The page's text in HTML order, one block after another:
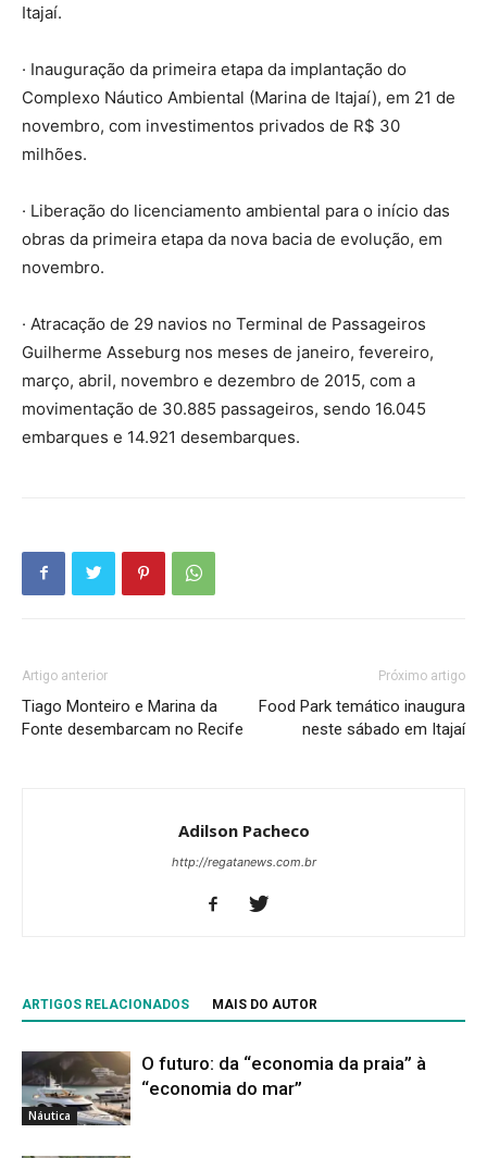
Itajaí.
· Inauguração da primeira etapa da implantação do
Complexo Náutico Ambiental (Marina de Itajaí), em 21 de
novembro, com investimentos privados de R$ 30
milhões.
· Liberação do licenciamento ambiental para o início das
obras da primeira etapa da nova bacia de evolução, em
novembro.
· Atracação de 29 navios no Terminal de Passageiros
Guilherme Asseburg nos meses de janeiro, fevereiro,
março, abril, novembro e dezembro de 2015, com a
movimentação de 30.885 passageiros, sendo 16.045
embarques e 14.921 desembarques.
Artigo anterior
Tiago Monteiro e Marina da
Fonte desembarcam no Recife
Próximo artigo
Food Park temático inaugura
neste sábado em Itajaí
Adilson Pacheco
http://regatanews.com.br
ARTIGOS RELACIONADOS MAIS DO AUTOR
Náutica
O futuro: da “economia da praia” à
“economia do mar”